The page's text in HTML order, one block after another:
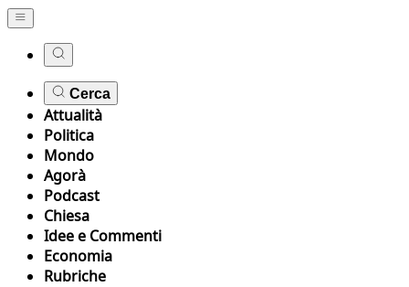
Cerca
Attualità
Politica
Mondo
Agorà
Podcast
Chiesa
Idee e Commenti
Economia
Rubriche